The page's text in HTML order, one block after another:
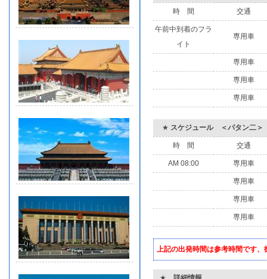
時 間 交通
午前中到着のフラ
イト
専用車
専用車
専用車
専用車
★ スケジュール ＜パタン二＞
時 間 交通
AM 08:00 専用車
専用車
専用車
専用車
上記の出発時間は参考時間です